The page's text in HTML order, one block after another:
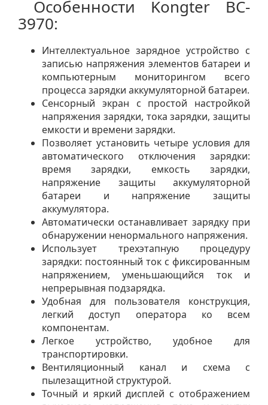
Особенности Kongter BC-
3970:
Интеллектуальное зарядное устройство с
записью напряжения элементов батареи и
компьютерным мониторингом всего
процесса зарядки аккумуляторной батареи.
Сенсорный экран с простой настройкой
напряжения зарядки, тока зарядки, защиты
емкости и времени зарядки.
Позволяет установить четыре условия для
автоматического отключения зарядки:
время зарядки, емкость зарядки,
напряжение защиты аккумуляторной
батареи и напряжение защиты
аккумулятора.
Автоматически останавливает зарядку при
обнаружении ненормального напряжения.
Использует трехэтапную процедуру
зарядки: постоянный ток с фиксированным
напряжением, уменьшающийся ток и
непрерывная подзарядка.
Удобная для пользователя конструкция,
легкий доступ оператора ко всем
компонентам.
Легкое устройство, удобное для
транспортировки.
Вентиляционный канал и схема с
пылезащитной структурой.
Точный и яркий дисплей с отображением